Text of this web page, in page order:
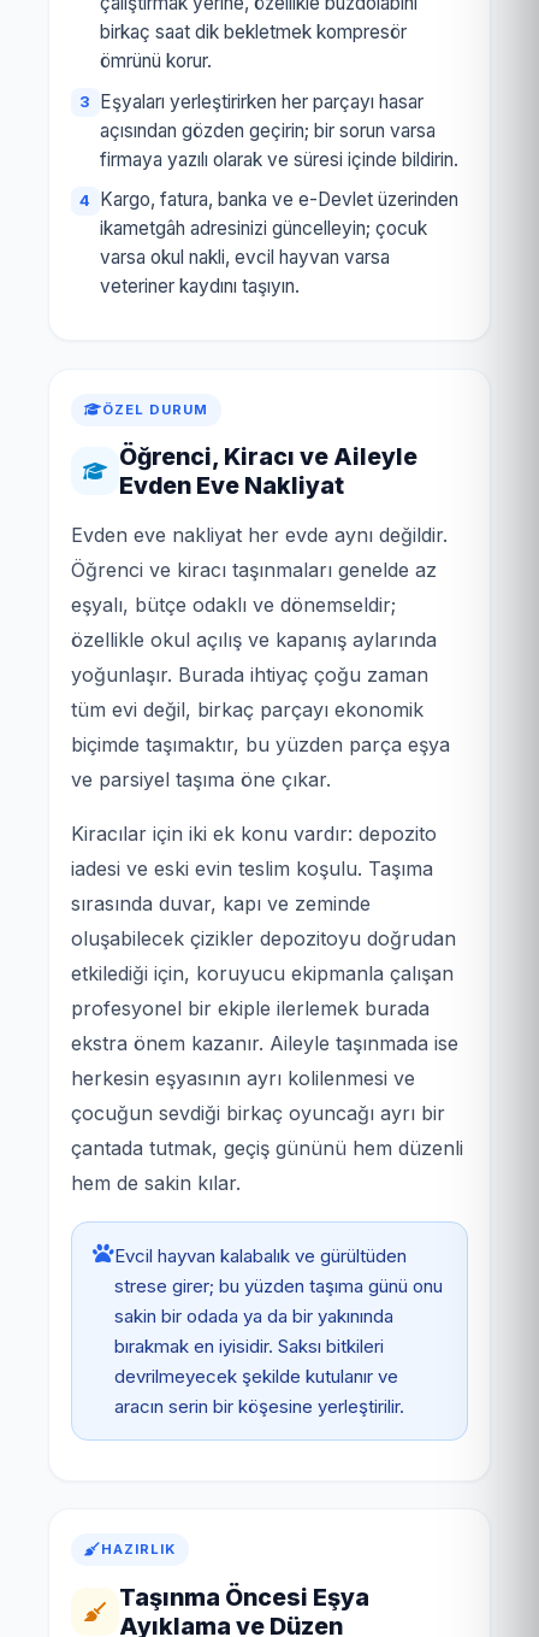
birkaç saat dik bekletmek kompresör
ömrünü korur.
Eşyaları yerleştirirken her parçayı hasar
açısından gözden geçirin; bir sorun varsa
firmaya yazılı olarak ve süresi içinde bildirin.
Kargo, fatura, banka ve e-Devlet üzerinden
ikametgâh adresinizi güncelleyin; çocuk
varsa okul nakli, evcil hayvan varsa
veteriner kaydını taşıyın.
ÖZEL DURUM
Öğrenci, Kiracı ve Aileyle
Evden Eve Nakliyat
Evden eve nakliyat her evde aynı değildir.
Öğrenci ve kiracı taşınmaları genelde az
eşyalı, bütçe odaklı ve dönemseldir;
özellikle okul açılış ve kapanış aylarında
yoğunlaşır. Burada ihtiyaç çoğu zaman
tüm evi değil, birkaç parçayı ekonomik
biçimde taşımaktır, bu yüzden parça eşya
ve parsiyel taşıma öne çıkar.
Kiracılar için iki ek konu vardır: depozito
iadesi ve eski evin teslim koşulu. Taşıma
sırasında duvar, kapı ve zeminde
oluşabilecek çizikler depozitoyu doğrudan
etkilediği için, koruyucu ekipmanla çalışan
profesyonel bir ekiple ilerlemek burada
ekstra önem kazanır. Aileyle taşınmada ise
herkesin eşyasının ayrı kolilenmesi ve
çocuğun sevdiği birkaç oyuncağı ayrı bir
çantada tutmak, geçiş gününü hem düzenli
hem de sakin kılar.
Evcil hayvan kalabalık ve gürültüden
strese girer; bu yüzden taşıma günü onu
sakin bir odada ya da bir yakınında
bırakmak en iyisidir. Saksı bitkileri
devrilmeyecek şekilde kutulanır ve
aracın serin bir köşesine yerleştirilir.
HAZIRLIK
Taşınma Öncesi Eşya
Ayıklama ve Düzen